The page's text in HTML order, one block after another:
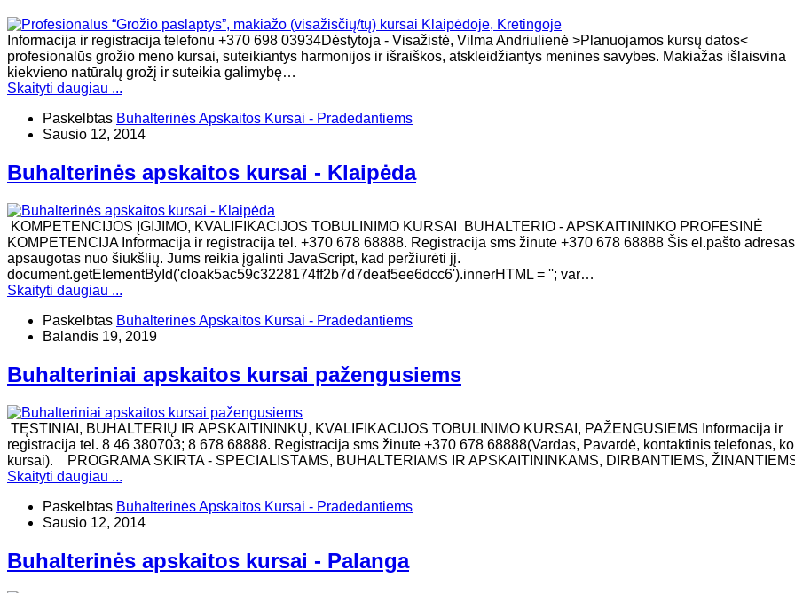
Informacija ir registracija telefonu +370 698 03934Dėstytoja - Visažistė, Vilma Andriulienė >Planuojamos kursų
profesionalūs grožio meno kursai, suteikiantys harmonijos ir išraiškos, atskleidžiantys menines savybes. Makiažas išlaisvina
kiekvieno natūralų grožį ir suteikia galimybę…
Skaityti daugiau ...
Paskelbtas Buhalterinės Apskaitos Kursai - Pradedantiems
Sausio 12, 2014
Buhalterinės apskaitos kursai - Klaipėda
KOMPETENCIJOS ĮGIJIMO, KVALIFIKACIJOS TOBULINIMO KURSAI BUHALTERIO - APSKAITININKO PROFESINĖ
KOMPETENCIJA Informacija ir registracija tel. +370 678 68888. Registracija sms žinute +370 678 68888 Šis el.pašto
apsaugotas nuo šiukšlių. Jums reikia įgalinti JavaScript, kad peržiūrėti jį.
document.getElementById('cloak5ac59c3228174ff2b7d7deaf5ee6dcc6').innerHTML = ''; var…
Skaityti daugiau ...
Paskelbtas Buhalterinės Apskaitos Kursai - Pradedantiems
Balandis 19, 2019
Buhalteriniai apskaitos kursai pažengusiems
TĘSTINIAI, BUHALTERIŲ IR APSKAITININKŲ, KVALIFIKACIJOS TOBULINIMO KURSAI, PAŽENGUSIEMS Informacija ir
registracija tel. 8 46 380703; 8 678 68888. Registracija sms žinute +370 678 68888(Vardas, Pavardė, kontaktinis telefonas,
kursai). ​PROGRAMA SKIRTA - SPECIALISTAMS, BUHALTERIAMS IR APSKAITININKAMS, DIRBANTIEMS,
Skaityti daugiau ...
Paskelbtas Buhalterinės Apskaitos Kursai - Pradedantiems
Sausio 12, 2014
Buhalterinės apskaitos kursai - Palanga